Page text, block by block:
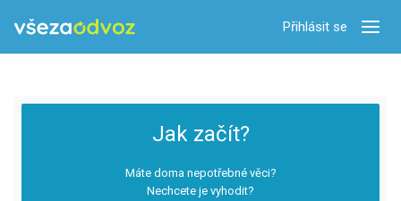
Přihlásit se
Jak začít?
Máte doma nepotřebné věci?
Nechcete je vyhodit?